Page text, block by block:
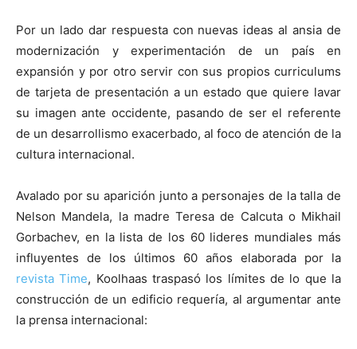
Por un lado dar respuesta con nuevas ideas al ansia de
modernización y experimentación de un país en
expansión y por otro servir con sus propios curriculums
de tarjeta de presentación a un estado que quiere lavar
su imagen ante occidente, pasando de ser el referente
de un desarrollismo exacerbado, al foco de atención de la
cultura internacional.
Avalado por su aparición junto a personajes de la talla de
Nelson Mandela, la madre Teresa de Calcuta o Mikhail
Gorbachev, en la lista de los 60 lideres mundiales más
influyentes de los últimos 60 años elaborada por la
revista Time, Koolhaas traspasó los límites de lo que la
construcción de un edificio requería, al argumentar ante
la prensa internacional: